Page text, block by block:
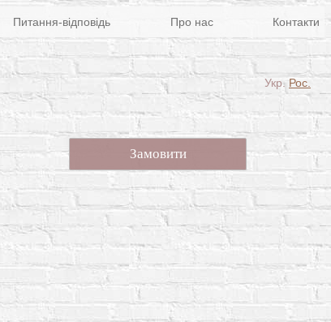
Питання-відповідь Про нас Контакти
Замовити
Укр. Рос.